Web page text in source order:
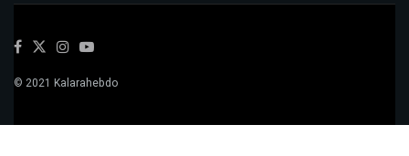
© 2021 Kalarahebdo